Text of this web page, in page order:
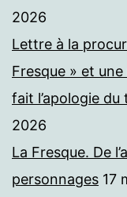
2026
Lettre à la
Fresque » et
fait l’apologie
2026
La Fresque. De
personnages 17